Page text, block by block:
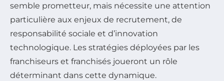
semble prometteur, mais nécessite une attention
particulière aux enjeux de recrutement, de
responsabilité sociale et d’innovation
technologique. Les stratégies déployées par les
franchiseurs et franchisés joueront un rôle
déterminant dans cette dynamique.